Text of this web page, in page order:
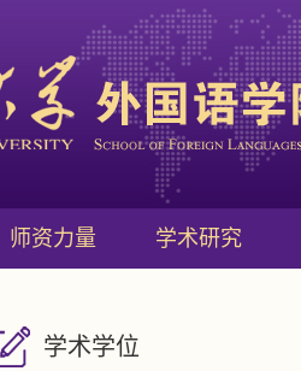
师资力量 学术研究
学术学位